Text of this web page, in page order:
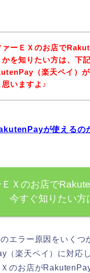
ァーＥＸのお店で
かを知りたい方は、下
（楽天ペイ）
いますよ♪
が使えるの
Ｘのお店で
今すぐ知りたい方
エラー原因をいく
（楽天ペイ）に対応
のお店が